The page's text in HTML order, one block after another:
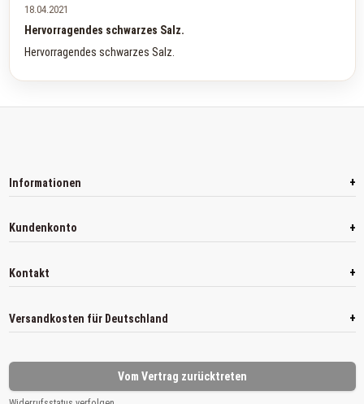
18.04.2021
Hervorragendes schwarzes Salz.
Hervorragendes schwarzes Salz.
Informationen +
Kundenkonto +
Kontakt +
Versandkosten für Deutschland +
Vom Vertrag zurücktreten